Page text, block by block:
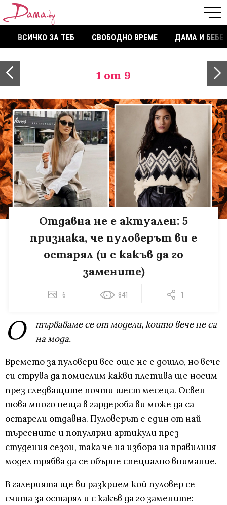
ВСИЧКО ЗА ТЕБ СВОБОДНО ВРЕМЕ ДАМА И БЕБЕ
1 от 9
Отдавна не е актуален: 5
признака, че пуловерът ви е
остарял (и с какъв да го
замените)
6 841 1
О
търваваме се от модели, които вече не са
на мода.
Времето за пуловери все още не е дошло, но вече
си струва да помислим какви плетива ще носим
през следващите почти шест месеца. Освен
това много неща в гардероба ви може да са
остарели отдавна. Пуловерът е един от най-
търсените и популярни артикули през
студения сезон, така че на избора на правилния
модел трябва да се обърне специално внимание.
В галерията ще ви разкрием кой пуловер се
счита за остарял и с какъв да го замените: